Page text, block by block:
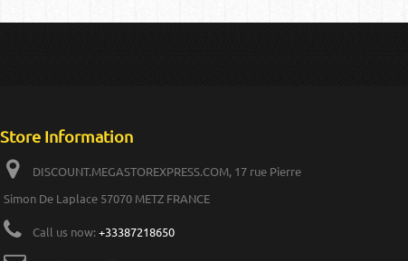
Store Information
DISCOUNT.MEGASTOREXPRESS.COM, 17 rue Pierre
Simon De Laplace 57070 METZ FRANCE
Call us now:+33387218650